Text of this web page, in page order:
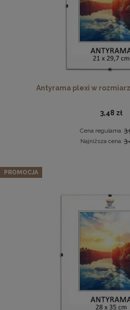
30x40 cm -
Ramka na zdjęcia 15x23 cm,
Cena regularna:
Najniższa cena:2
Antyrama plexi w
3,48 zł
Cena regularna:
Najniższa cena:
PROMOCJA